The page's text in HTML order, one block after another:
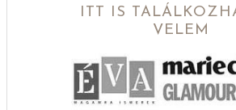
ITT IS
VELEM